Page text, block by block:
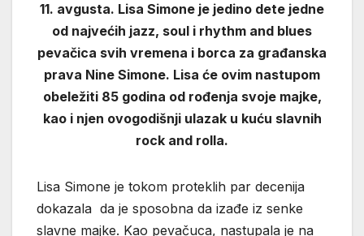
11. avgusta. Lisa Simone je jedino dete jedne
od najvećih jazz, soul i rhythm and blues
pevačica svih vremena i borca za građanska
prava Nine Simone. Lisa će ovim nastupom
obeležiti 85 godina od rođenja svoje majke,
kao i njen ovogodišnji ulazak u kuću slavnih
rock and rolla.
Lisa Simone je tokom proteklih par decenija
dokazala da je sposobna da izađe iz senke
slavne majke. Kao pevačuca, nastupala je na